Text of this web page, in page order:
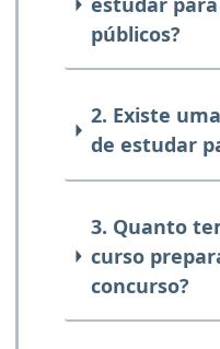
públicos?
2. Existe
de estudar
3. Quanto
curso
concurso?